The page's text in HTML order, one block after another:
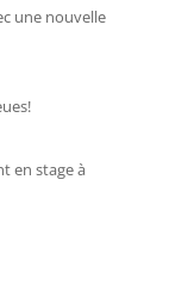
une nouvelle
en stage à